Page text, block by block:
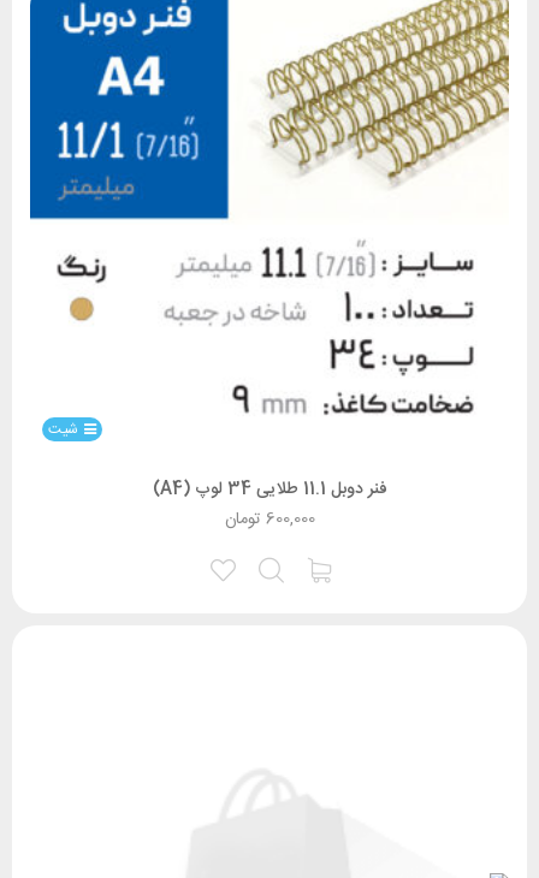
شیت
فنر دوبل 11.1 طلایی 34 لوپ (A4)
تومان 600,000